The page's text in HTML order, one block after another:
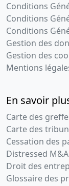
Conditions
Conditions
Conditions
Gestion des
Gestion des
Mentions
En savoir
Carte des
Carte des
Cessation des
Distressed M&A
Droit des
Glossaire des